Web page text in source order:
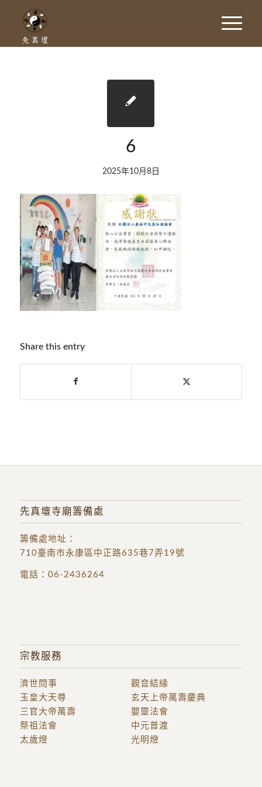
6
2025年10月8日
Share this entry
先真壇寺廟籌備處
籌備處地址 ：
710臺南市永康區中正路635巷7弄19號
電話： 06-2436264
宗教服務
濟世問事
觀音結緣
玉皇大天尊
三官大帝萬壽
玄天上帝萬壽慶典
嬰靈法會
祭祖法會
中元普渡
太歲燈
光明燈